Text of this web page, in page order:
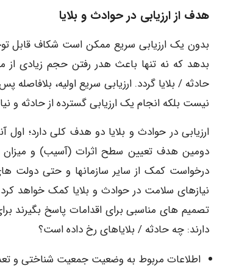
هدف از ارزیابی در حوادث و بلایا
بدون یک ارزیابی سریع ممکن است شکاف قابل
بدهد که نه تنها باعث هدر رفتن حجم زیادی از
حادثه / بلایا گردد. ارزیابی سریع اولیه،
نیست بلکه انجام یک ارزیابی گسترده از حادثه
ارزیابی در حوادث و بلایا دو هدف کلی دارد؛
دومین هدف تعیین سطح اثرات (آسیب) و
درخواست کمک از سایر سازمانها و حتی دولت
نیازهای سلامت در حوادث و بلایا کمک خواهد
تصمیم های مناسبی برای اقدامات پاسخ بگیرند
دارند: چه حادثه / بلایاهای رخ داده است؟
اطلاعات مربوط به وضعیت جمعیت شناختی و